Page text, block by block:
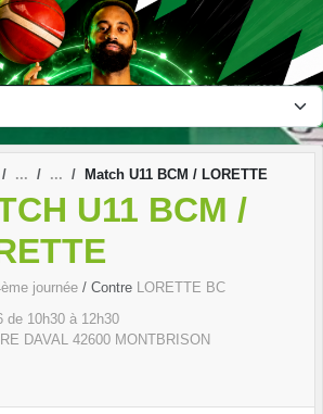
Match U11 BCM / LORETTE
U11 BCM /
journée / Contre LORETTE BC
de 10h30 à 12h30
DAVAL 42600 MONTBRISON
cookies